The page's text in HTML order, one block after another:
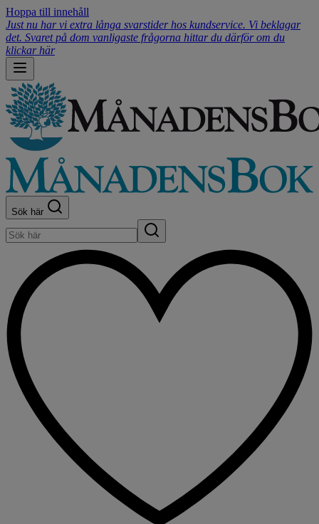
Hoppa till innehåll
Just nu har vi extra långa svarstider hos kundservice. Vi beklagar
det. Svaret på dom vanligaste frågorna hittar du därför om du
klickar här
Sök här